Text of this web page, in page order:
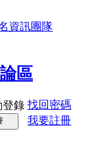
資訊團隊
登錄 找回密碼
我要註冊